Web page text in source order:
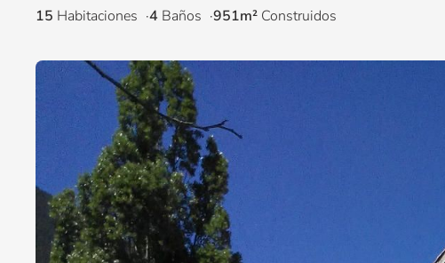
15 Habitaciones 4 Baños 951m² Construidos